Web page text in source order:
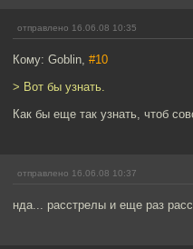
отправлено 16.06.08 10:35
Кому: Goblin, #10
> Вот бы узнать.
Как бы еще так узнать, чтоб
отправлено 16.06.08 10:37
нда... расстрелы и еще раз